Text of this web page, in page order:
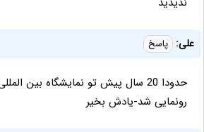
علی: پاسخ
حدودا 20 سال پیش تو نمایشگاه بین
رونمایی شد-یادش بخیر